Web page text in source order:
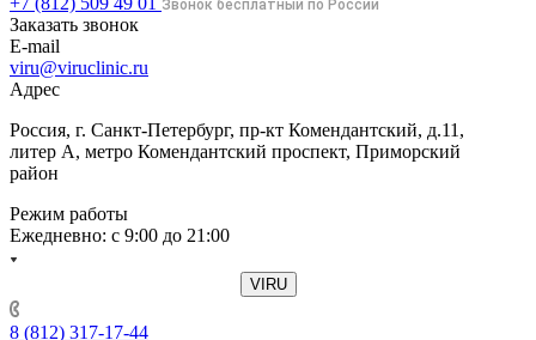
Звонок бесплатный по России
Заказать звонок
E-mail
viru@viruclinic.ru
Адрес
Россия, г. Санкт-Петербург, пр-кт Комендантский, д.11,
литер А, метро Комендантский проспект, Приморский
район
Режим работы
Ежедневно: с 9:00 до 21:00
VIRU
8 (812) 317-17-44